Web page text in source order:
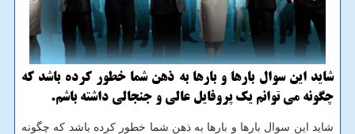
شاید این سوال بارها و بارها به ذهن شما خطور كرده باشد كه
چگونه می توانم یك پروفایل عالی و جنجالی داشته باشم.
شاید این سوال بارها و بارها به ذهن شما خطور کرده باشد که چگونه